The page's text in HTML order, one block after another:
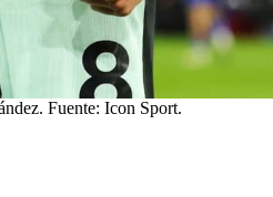
Fuente: Icon Sport.